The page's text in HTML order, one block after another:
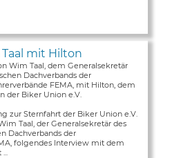
mit Hilton
Wim Taal, dem Generalsekretär
Dachverbands der
FEMA, mit Hilton, dem
der Biker Union e.V.
zur Sternfahrt der Biker Union e.V.
Taal, der Generalsekretär des
Dachverbands der
folgendes Interview mit dem